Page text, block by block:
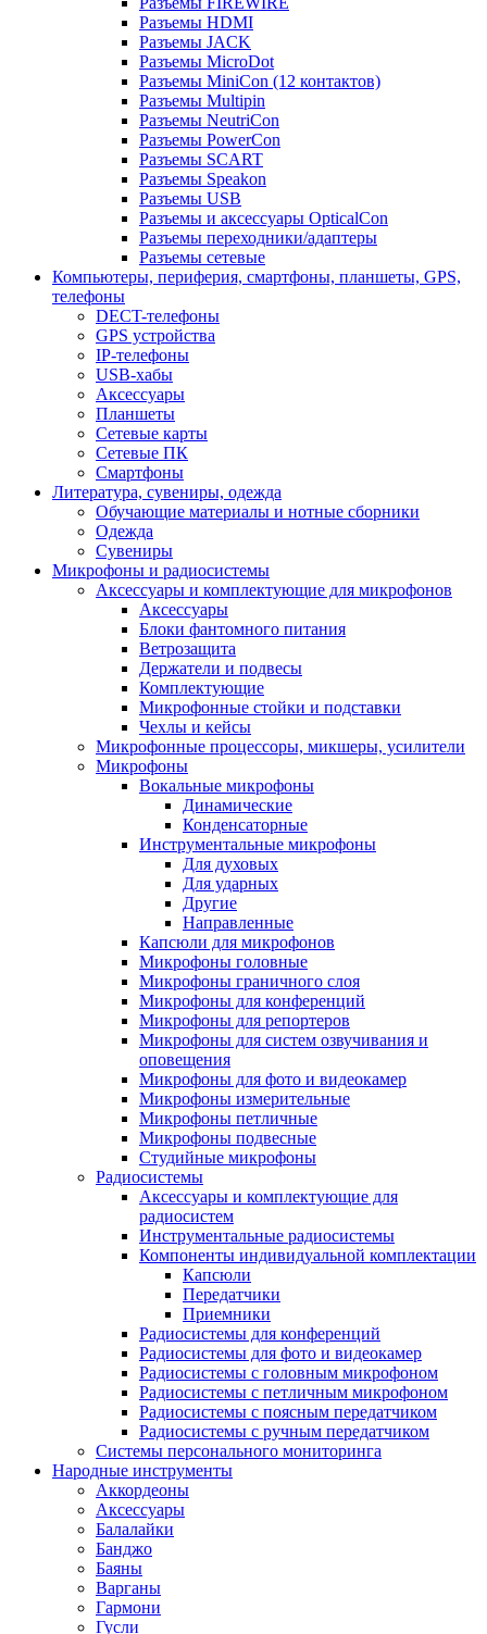
Разъемы HDMI
Разъемы JACK
Разъемы MicroDot
Разъемы MiniCon (12 контактов)
Разъемы Multipin
Разъемы NeutriCon
Разъемы PowerCon
Разъемы SCART
Разъемы Speakon
Разъемы USB
Разъемы и аксессуары OpticalCon
Разъемы переходники/адаптеры
Разъемы сетевые
Компьютеры, периферия, смартфоны, планшеты, GPS,
телефоны
DECT-телефоны
GPS устройства
IP-телефоны
USB-хабы
Аксессуары
Планшеты
Сетевые карты
Сетевые ПК
Смартфоны
Литература, сувениры, одежда
Обучающие материалы и нотные сборники
Одежда
Сувениры
Микрофоны и радиосистемы
Аксессуары и комплектующие для микрофонов
Аксессуары
Блоки фантомного питания
Ветрозащита
Держатели и подвесы
Комплектующие
Микрофонные стойки и подставки
Чехлы и кейсы
Микрофонные процессоры, микшеры, усилители
Микрофоны
Вокальные микрофоны
Динамические
Конденсаторные
Инструментальные микрофоны
Для духовых
Для ударных
Другие
Направленные
Капсюли для микрофонов
Микрофоны головные
Микрофоны граничного слоя
Микрофоны для конференций
Микрофоны для репортеров
Микрофоны для систем озвучивания и
оповещения
Микрофоны для фото и видеокамер
Микрофоны измерительные
Микрофоны петличные
Микрофоны подвесные
Студийные микрофоны
Радиосистемы
Аксессуары и комплектующие для
радиосистем
Инструментальные радиосистемы
Компоненты индивидуальной комплектации
Капсюли
Передатчики
Приемники
Радиосистемы для конференций
Радиосистемы для фото и видеокамер
Радиосистемы с головным микрофоном
Радиосистемы с петличным микрофоном
Радиосистемы с поясным передатчиком
Радиосистемы с ручным передатчиком
Системы персонального мониторинга
Народные инструменты
Аккордеоны
Аксессуары
Балалайки
Банджо
Баяны
Варганы
Гармони
Гусли